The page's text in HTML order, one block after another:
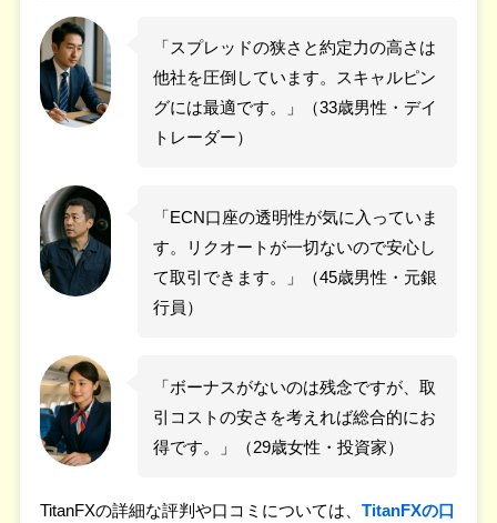
「スプレッドの狭さと約定力の高さは
他社を圧倒しています。スキャルピン
グには最適です。」（33歳男性・デイ
トレーダー）
「ECN口座の透明性が気に入っていま
す。リクオートが一切ないので安心し
て取引できます。」（45歳男性・元銀
行員）
「ボーナスがないのは残念ですが、取
引コストの安さを考えれば総合的にお
得です。」（29歳女性・投資家）
TitanFXの詳細な評判や口コミについては、 TitanFXの口